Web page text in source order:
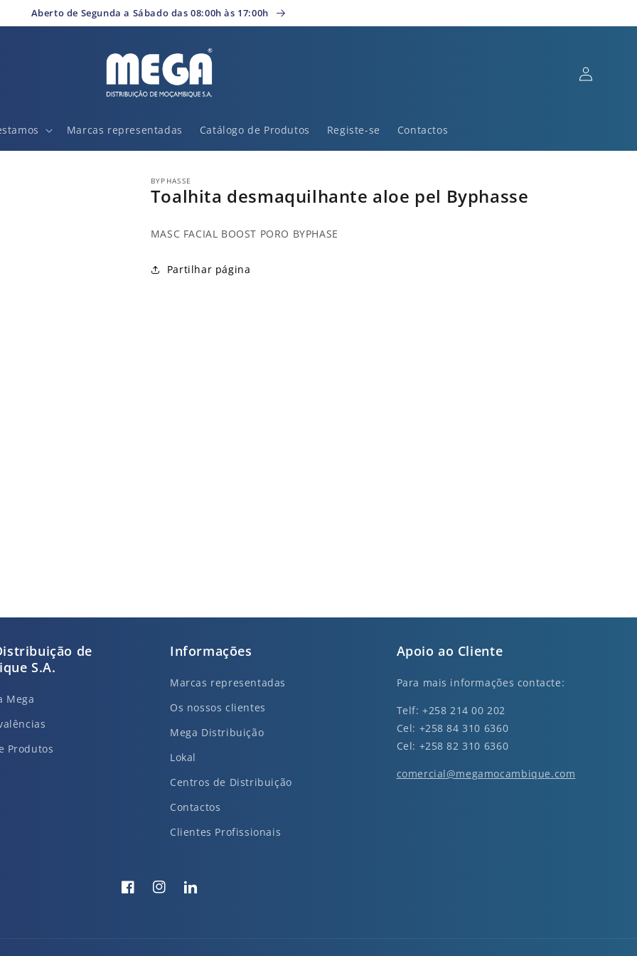
Aberto de Segunda a Sábado das 08:00h às 17:00h
Marcas representadas Catálogo de Produtos Registe-se Contactos
Iniciar
sessão
BYPHASSE
Toalhita desmaquilhante aloe pel Byphasse
MASC FACIAL BOOST PORO BYPHASE
Partilhar página
de
S.A.
Mega
Produtos
Informações
Marcas representadas
Os nossos clientes
Mega Distribuição
Lokal
Centros de Distribuição
Contactos
Clientes Profissionais
Apoio ao Cliente
Para mais informações contacte:
Telf: +258 214 00 202
Cel: +258 84 310 6360
Cel: +258 82 310 6360
comercial@megamocambique.com
FacebookInstagramTranslation